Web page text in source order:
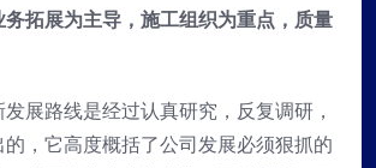
拓展为主导，施工组织为重点，质量
展路线是经过认真研究，反复调研，
，它高度概括了公司发展必须狠抓的